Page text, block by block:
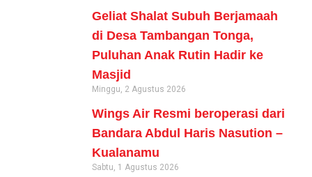
Geliat Shalat Subuh Berjamaah
di Desa Tambangan Tonga,
Puluhan Anak Rutin Hadir ke
Masjid
Minggu, 2 Agustus 2026
Wings Air Resmi beroperasi dari
Bandara Abdul Haris Nasution –
Kualanamu
Sabtu, 1 Agustus 2026